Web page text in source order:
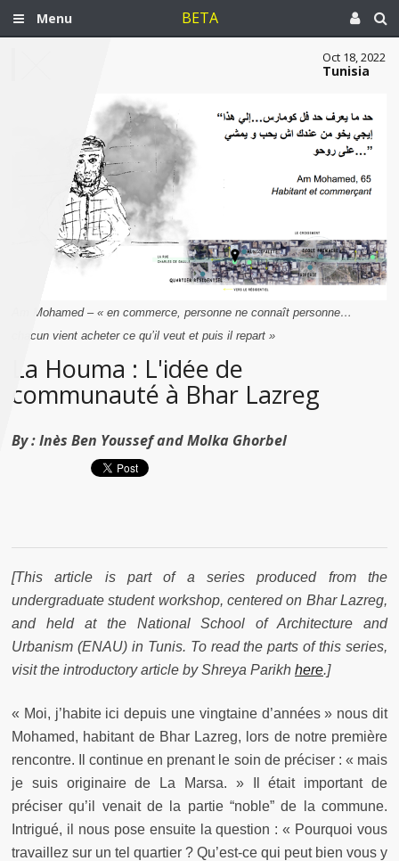
Menu BETA
Oct 18, 2022
Tunisia
Am Mohamed – « en commerce, personne ne connaît personne…
chacun vient acheter ce qu’il veut et puis il repart »
La Houma : L'idée de
communauté à Bhar Lazreg
By :Inès Ben Youssef and Molka Ghorbel
[This article is part of a series produced from the
undergraduate student workshop, centered on Bhar Lazreg,
and held at the National School of Architecture and
Urbanism (ENAU) in Tunis. To read the parts of this series,
visit the introductory article by Shreya Parikh here.]
« Moi, j’habite ici depuis une vingtaine d’années » nous dit
Mohamed, habitant de Bhar Lazreg, lors de notre première
rencontre. Il continue en prenant le soin de préciser : « mais
je suis originaire de La Marsa. » Il était important de
préciser qu’il venait de la partie “noble” de la commune.
Intrigué, il nous pose ensuite la question : « Pourquoi vous
travaillez sur un tel quartier ? Qu’est-ce qui peut bien vous y